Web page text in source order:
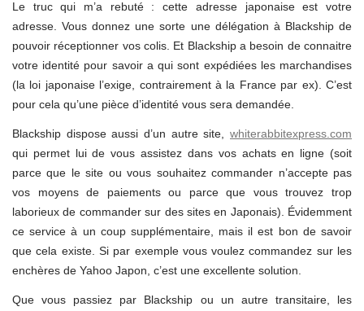
Le truc qui m’a rebuté : cette adresse japonaise est votre
adresse. Vous donnez une sorte une délégation à Blackship de
pouvoir réceptionner vos colis. Et Blackship a besoin de connaitre
votre identité pour savoir a qui sont expédiées les marchandises
(la loi japonaise l’exige, contrairement à la France par ex). C’est
pour cela qu’une pièce d’identité vous sera demandée.
Blackship dispose aussi d’un autre site, whiterabbitexpress.com
qui permet lui de vous assistez dans vos achats en ligne (soit
parce que le site ou vous souhaitez commander n’accepte pas
vos moyens de paiements ou parce que vous trouvez trop
laborieux de commander sur des sites en Japonais). Évidemment
ce service à un coup supplémentaire, mais il est bon de savoir
que cela existe. Si par exemple vous voulez commandez sur les
enchères de Yahoo Japon, c’est une excellente solution.
Que vous passiez par Blackship ou un autre transitaire, les